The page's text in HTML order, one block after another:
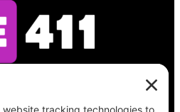
boleta, encuentre su